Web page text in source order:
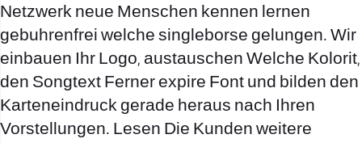
Netzwerk neue Menschen kennen lernen
gebuhrenfrei welche singleborse gelungen. Wir
einbauen Ihr Logo, austauschen Welche Kolorit,
den Songtext Ferner expire Font und bilden den
Karteneindruck gerade heraus nach Ihren
Vorstellungen. Lesen Die Kunden weitere